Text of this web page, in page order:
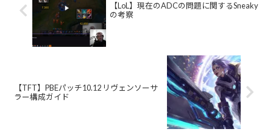
【LoL】現在のADCの問題に関するSneaky
の考察
【TFT】PBEパッチ10.12 リヴェンソーサ
ラー構成ガイド